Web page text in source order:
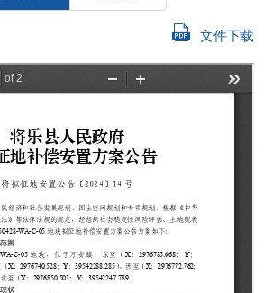
文件下载